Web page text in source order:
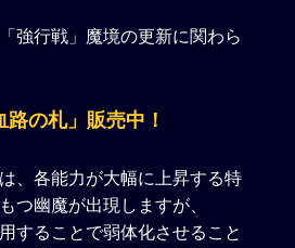
強行戦」魔境の更新に関わら
の札」販売中！
、各能力が大幅に上昇する特
つ幽魔が出現しますが、
することで弱体化させること